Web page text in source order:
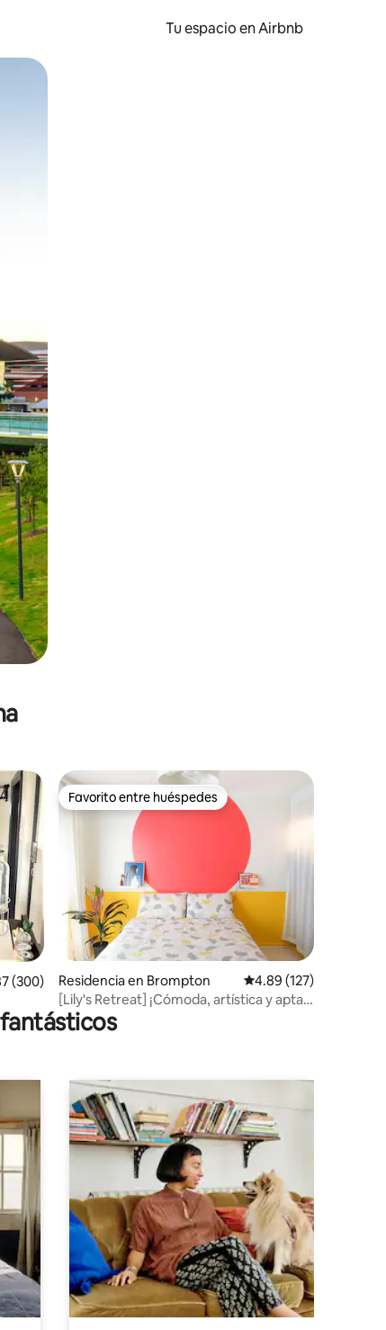
Tu espacio en Airbnb
y deslizando la pantalla.
promedio: 4.87 de 5; 300 evaluaciones
(300)
Favorito entre huéspedes
Favorito entre huéspedes
Residencia en Brompton Calificación promedio:
4.89 (127)
[Lily's Retreat] ¡Cómoda, artística y apta
para perros!